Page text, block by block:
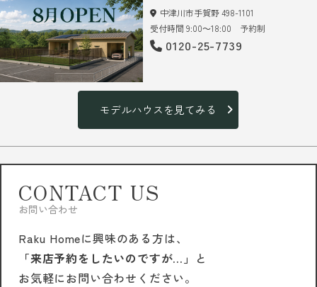
中津川市手賀野 498-1101
受付時間 9:00～18:00 予約制
0120-25-7739
モデルハウスを見てみる
CONTACT US
お問い合わせ
Raku Homeに興味のある方は、
「来店予約をしたいのですが…」 と
お気軽にお問い合わせください。